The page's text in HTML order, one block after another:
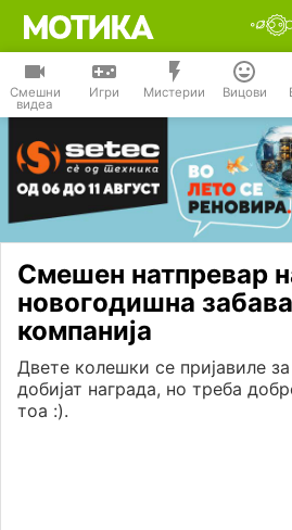
Смешни
видеа
Игри Мистерии Вицови
Смешен натпревар
новогодишна
компанија
Двете колешки се пријавиле
добијат награда, но треба
тоа :).